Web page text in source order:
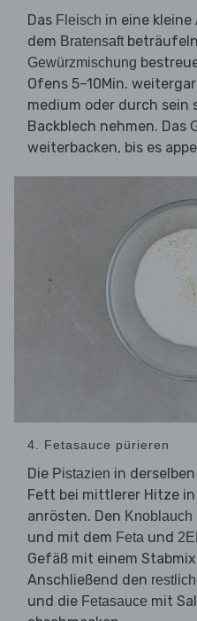
Das Fleisch in eine
dem Bratensaft
Gewürzmischung
Ofens 5–10Min.
medium oder durch sein
Backblech nehmen. Das
weiterbacken, bis es
4. Fetasauce pürieren
Die Pistazien in
Fett bei mittlerer Hitze
anrösten. Den Knoblauch
und mit dem Feta und
Gefäß mit einem
Anschließend den
und die Fetasauce mit